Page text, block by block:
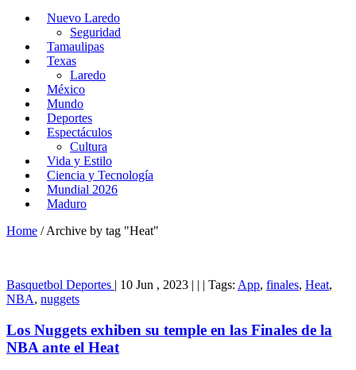
Nuevo Laredo
Seguridad
Tamaulipas
Texas
Laredo
México
Mundo
Deportes
Espectáculos
Cultura
Vida y Estilo
Ciencia y Tecnología
Mundial 2026
Maduro
Home / Archive by tag "Heat"
Basquetbol Deportes | 10 Jun , 2023 | | | Tags: App, finales, Heat,
NBA, nuggets
Los Nuggets exhiben su temple en las Finales de la
NBA ante el Heat